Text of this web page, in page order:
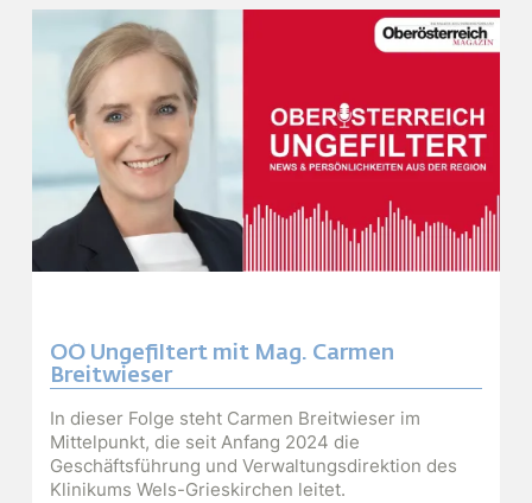
OÖ Ungefiltert mit Mag. Carmen
Breitwieser
In dieser Folge steht Carmen Breitwieser im
Mittelpunkt, die seit Anfang 2024 die
Geschäftsführung und Verwaltungsdirektion des
Klinikums Wels-Grieskirchen leitet.